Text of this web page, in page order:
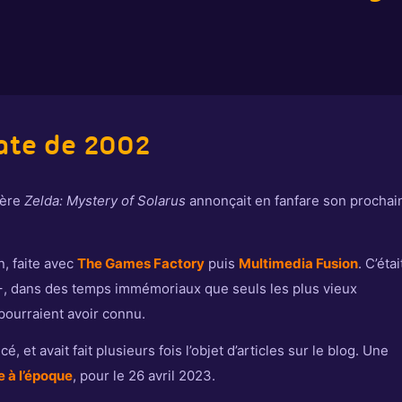
de 2002
Zelda: Mystery of Solarus annonçait en fanfare son
faite avec The Games Factory puis Multimedia Fusion.
dans des temps immémoriaux que seuls les plus vieux
avoir connu.
et avait fait plusieurs fois l’objet d’articles sur le blog. Une
à l’époque, pour le 26 avril 2023.